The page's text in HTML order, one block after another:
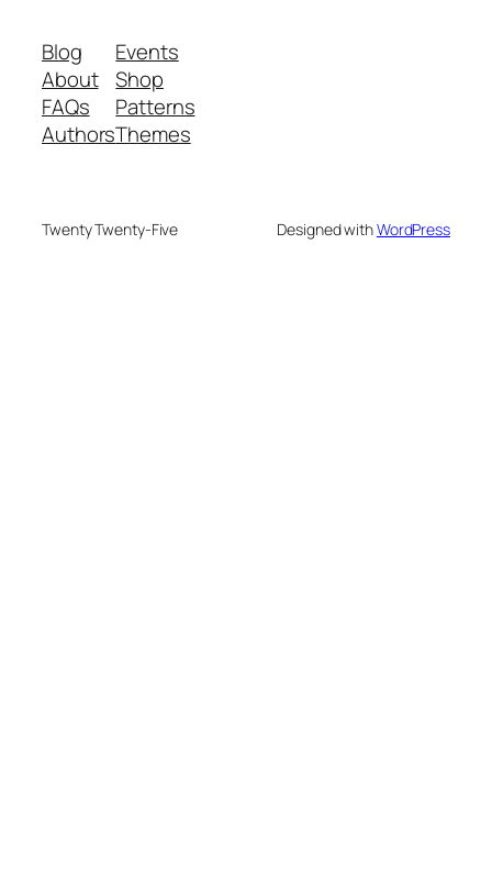
Blog
About
FAQs
Authors
Events
Shop
Patterns
Themes
Twenty Twenty-Five Designed withWordPress